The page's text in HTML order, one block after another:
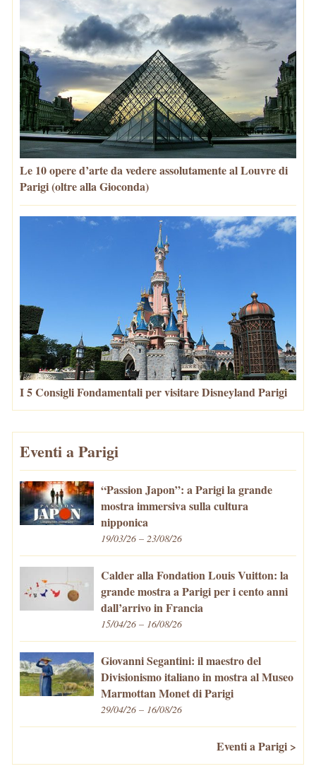
Le 10 opere d’arte da vedere assolutamente al Louvre di
Parigi (oltre alla Gioconda)
I 5 Consigli Fondamentali per visitare Disneyland Parigi
Eventi a Parigi
“Passion Japon”: a Parigi la grande
mostra immersiva sulla cultura
nipponica
19/03/26 – 23/08/26
Calder alla Fondation Louis Vuitton: la
grande mostra a Parigi per i cento anni
dall’arrivo in Francia
15/04/26 – 16/08/26
Giovanni Segantini: il maestro del
Divisionismo italiano in mostra al Museo
Marmottan Monet di Parigi
29/04/26 – 16/08/26
Eventi a Parigi >